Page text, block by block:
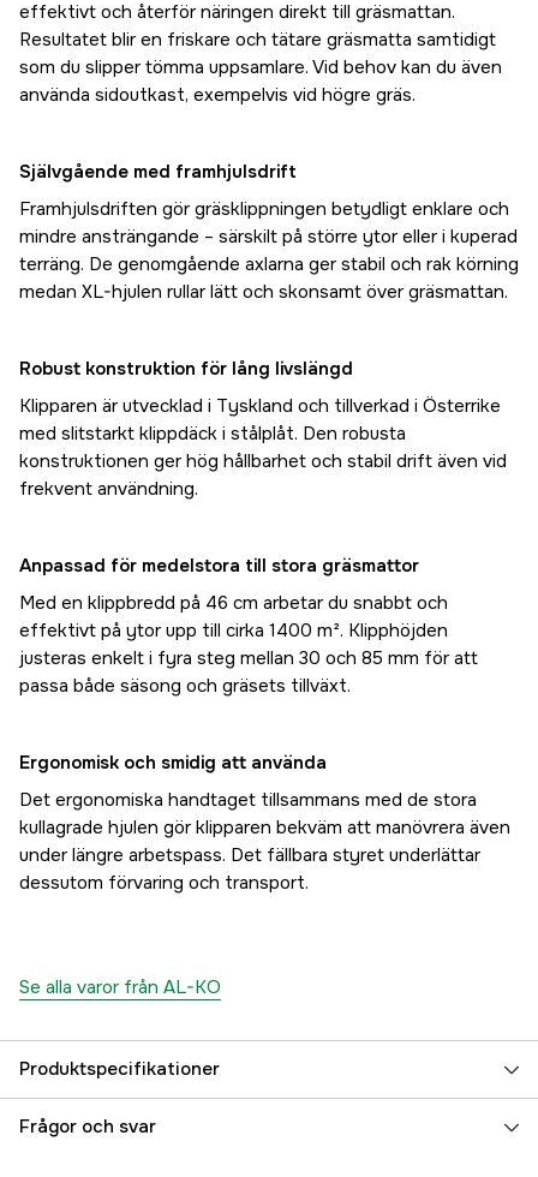
effektivt och återför näringen direkt till gräsmattan.
Resultatet blir en friskare och tätare gräsmatta samtidigt
som du slipper tömma uppsamlare. Vid behov kan du även
använda sidoutkast, exempelvis vid högre gräs.
Självgående med framhjulsdrift
Framhjulsdriften gör gräsklippningen betydligt enklare och
mindre ansträngande – särskilt på större ytor eller i kuperad
terräng. De genomgående axlarna ger stabil och rak körning
medan XL-hjulen rullar lätt och skonsamt över gräsmattan.
Robust konstruktion för lång livslängd
Klipparen är utvecklad i Tyskland och tillverkad i Österrike
med slitstarkt klippdäck i stålplåt. Den robusta
konstruktionen ger hög hållbarhet och stabil drift även vid
frekvent användning.
Anpassad för medelstora till stora gräsmattor
Med en klippbredd på 46 cm arbetar du snabbt och
effektivt på ytor upp till cirka 1400 m². Klipphöjden
justeras enkelt i fyra steg mellan 30 och 85 mm för att
passa både säsong och gräsets tillväxt.
Ergonomisk och smidig att använda
Det ergonomiska handtaget tillsammans med de stora
kullagrade hjulen gör klipparen bekväm att manövrera även
under längre arbetspass. Det fällbara styret underlättar
dessutom förvaring och transport.
Se alla varor från AL-KO
Produktspecifikationer
Effekt 2.1 kW
Frågor och svar